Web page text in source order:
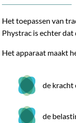
Het toepassen van
Phystrac is echter
Het apparaat maakt
de kracht
de